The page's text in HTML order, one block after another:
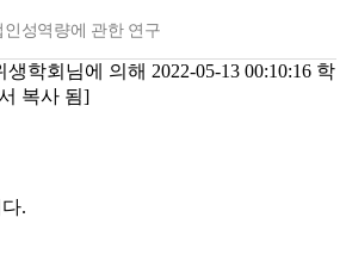
성역량에 관한 연구
학회님에 의해 2022-05-13 00:10:16 학
복사 됨]
.